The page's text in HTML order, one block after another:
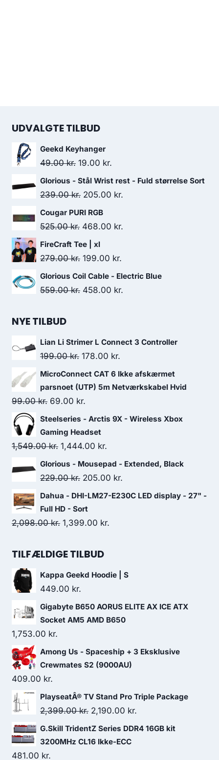
UDVALGTE TILBUD
Geekd Keyhanger
49.00kr. Original
price
was:
19.00 kr.
price
is:
Glorious - Stål Wrist rest - Fuld størrelse Sort
239.00kr. Original
price
was:
239.00 kr..
205.00 kr.
Cougar PURI RGB
525.00kr. Original
price
was:
468.00 kr.
FireCraft Tee | xl
279.00kr. Original
price
was:
199.00 kr.
price
Glorious Coil Cable - Electric Blue
559.00kr. Original
458.00 kr.
NYE TILBUD
Lian Li Strimer L Connect 3 Controller
199.00kr. Original
price
was:
199.00 kr..
178.00 kr.
price
is:
MicroConnect CAT 6 Ikke afskærmet
parsnoet (UTP) 5m Netværkskabel Hvid
99.00kr. Original
price
was:
99.00 kr..
69.00 kr.
price
is:
69.00 kr..
Steelseries - Arctis 9X - Wireless Xbox
Gaming Headset
1,549.00kr. Original
price
was:
1,444.00 kr.
price
is:
Glorious - Mousepad - Extended, Black
229.00kr. Original
price
was:
229.00 kr..
205.00 kr.
price
Dahua - DHI-LM27-E230C LED display - 27" -
Full HD - Sort
2,098.00kr. Original
was:
1,399.00 kr.
TILFÆLDIGE TILBUD
Kappa Geekd Hoodie | S
449.00 kr.
Gigabyte B650 AORUS ELITE AX ICE ATX
Socket AM5 AMD B650
1,753.00 kr.
Among Us - Spaceship + 3 Eksklusive
Crewmates S2 (9000AU)
409.00 kr.
PlayseatÂ® TV Stand Pro Triple Package
2,399.00kr. Original
price
was:
2,190.00 kr.
price
G.Skill TridentZ Series DDR4 16GB kit
3200MHz CL16 Ikke-ECC
481.00 kr.